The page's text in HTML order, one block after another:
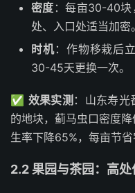
密度 ：每亩30-40块
处、入口处适当加密。
时机：作物移栽后
30-45天更换一次。
✅ 效果实测 ：山东寿光
的地块，蓟马虫口密度
生率下降65%，每亩节省
2.2 果园与茶园：高